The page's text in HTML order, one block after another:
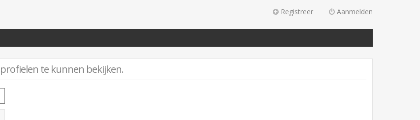
Aanmelden
Registreer
te kunnen bekijken.